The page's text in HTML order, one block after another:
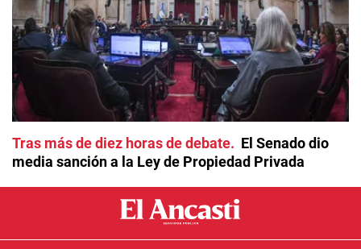
Tras más de diez horas de debate
El Senado dio
media sanción a la Ley de Propiedad Privada